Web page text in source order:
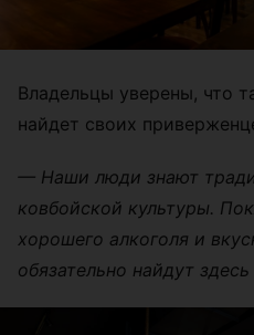
Владельцы уверены, что
найдет своих
— Наши люди знают
ковбойской культуры.
хорошего алкоголя и
обязательно найдут